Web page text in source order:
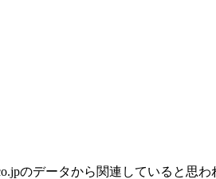
のデータから関連していると思わ